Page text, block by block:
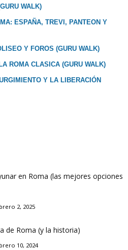
WALK)
ESPAÑA, TREVI, PANTEON Y
Y FOROS (GURU WALK)
ROMA CLASICA (GURU WALK)
Y LA LIBERACIÓN
en Roma (las mejores opciones
2, 2025
de Roma (y la historia)
10, 2024